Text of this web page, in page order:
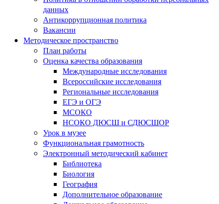
данных
Антикоррупционная политика
Вакансии
Методическое пространство
План работы
Оценка качества образования
Международные исследования
Всероссийские исследования
Региональные исследования
ЕГЭ и ОГЭ
МСОКО
НСОКО ДЮСШ и СДЮСШОР
Урок в музее
Функциональная грамотность
Электронный методический кабинет
Библиотека
Биология
География
Дополнительное образование